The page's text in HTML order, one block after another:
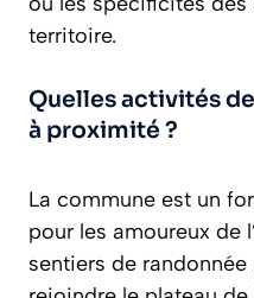
territoire.
Quelles activités
à proximité ?
La commune est un
pour les amoureux de
sentiers de